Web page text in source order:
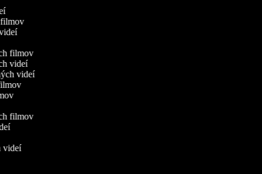
filmov
filmov
videí
videí
filmov
videí